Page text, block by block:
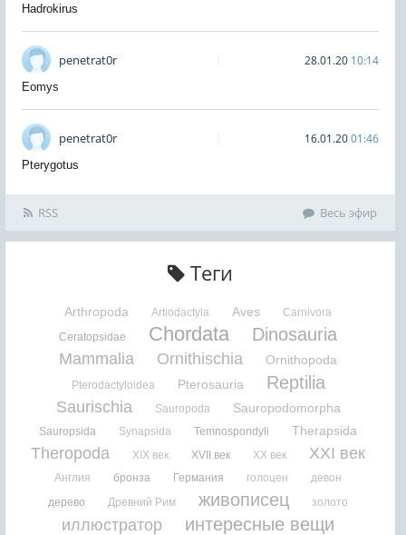
Hadrokirus
penetrat0r 28.01.20 10:14
Eomys
penetrat0r 16.01.2001:46
Pterygotus
RSS Весь эфир
Теги
Arthropoda Artiodactyla Aves
Carnivora
Ceratopsidae
Chordata Dinosauria
Mammalia Ornithischia Ornithopoda
Pterodactyloidea Pterosauria Reptilia
Saurischia Sauropoda Sauropodomorpha
Sauropsida Synapsida Temnospondyli Therapsida
Theropoda XIX век XVII век XX век XXI век
Англия бронза Германия голоцен
девон
дерево
Древний Рим живописец золото
иллюстратор интересные вещи